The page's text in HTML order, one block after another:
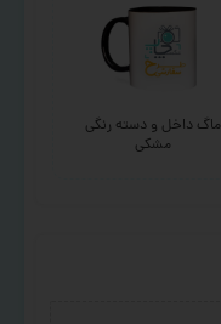
ماگ داخل و دسته رنگی
مشکی